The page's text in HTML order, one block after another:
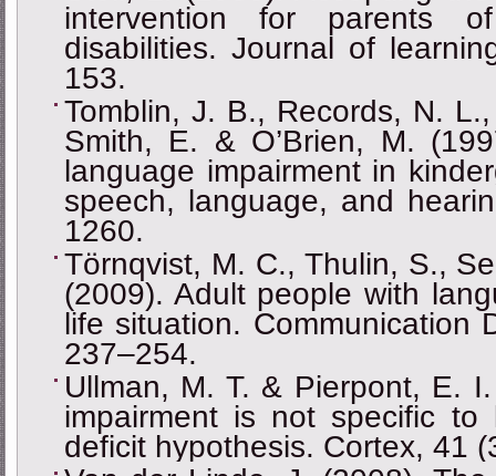
intervention for parents
disabilities. Journal of
153.
Tomblin, J. B., Records, N.
Smith, E. & O’Brien, M.
language impairment in
speech, language, and
1260.
Törnqvist, M. C., Thulin, S.,
(2009). Adult people with
life situation. Communication
237–254.
Ullman, M. T. & Pierpont, E.
impairment is not specific to
deficit hypothesis. Cortex, 41